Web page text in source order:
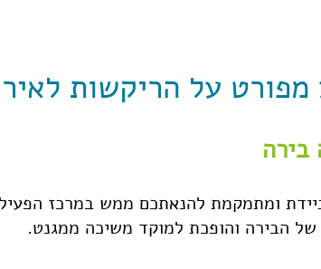
מפורט על הריקשות
בירה
ומתמקמת להנאתכם ממש במרכז
הבירה והופכת למוקד משיכה ממגנט.